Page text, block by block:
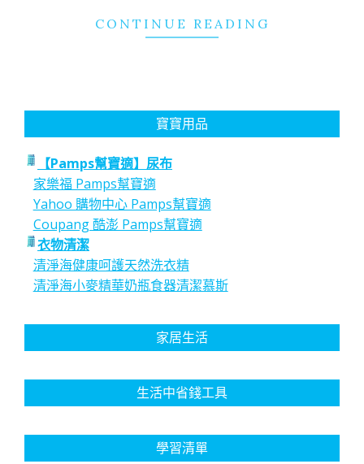
CONTINUE READING
寶寶用品
【Pamps幫寶適】尿布
家樂福 Pamps幫寶適
Yahoo 購物中心 Pamps幫寶適
Coupang 酷澎 Pamps幫寶適
衣物清潔
清淨海健康呵護天然洗衣精
清淨海小麥精華奶瓶食器清潔慕斯
家居生活
生活中省錢工具
學習清單